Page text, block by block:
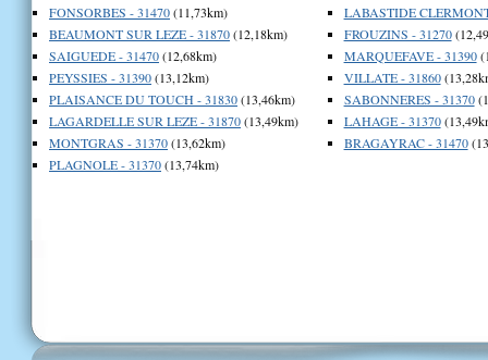
FONSORBES - 31470(11,73km)
BEAUMONT SUR LEZE - 31870(12,18km)
SAIGUEDE - 31470(12,68km)
PEYSSIES - 31390(13,12km)
PLAISANCE DU TOUCH - 31830(13,46km)
LAGARDELLE SUR LEZE - 31870(13,49km)
MONTGRAS - 31370(13,62km)
PLAGNOLE - 31370(13,74km)
LABASTIDE
FROUZINS - 31270
MARQUEFAVE - 31390
VILLATE - 31860
SABONNERES - 31370
LAHAGE - 31370
BRAGAYRAC - 31470